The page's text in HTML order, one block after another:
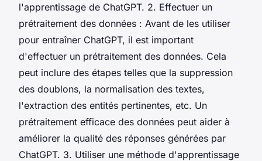
l'apprentissage de ChatGPT. 2. Effectuer un
prétraitement des données : Avant de les utiliser
pour entraîner ChatGPT, il est important
d'effectuer un prétraitement des données. Cela
peut inclure des étapes telles que la suppression
des doublons, la normalisation des textes,
l'extraction des entités pertinentes, etc. Un
prétraitement efficace des données peut aider à
améliorer la qualité des réponses générées par
ChatGPT. 3. Utiliser une méthode d'apprentissage